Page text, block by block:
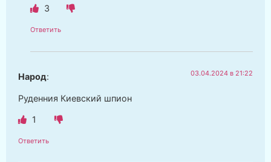
3
Ответить
Народ: 03.04.2024 в 21:22
Руденния Киевский шпион
1
Ответить